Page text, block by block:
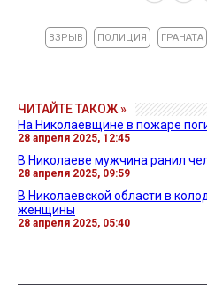
ВЗРЫВ ПОЛИЦИЯ ГРАНАТА
ЧИТАЙТЕ ТАКОЖ »
На Николаевщине в пожаре
28 апреля 2025, 12:45
В Николаеве мужчина ранил
28 апреля 2025, 09:59
В Николаевской области в
женщины
28 апреля 2025, 05:40